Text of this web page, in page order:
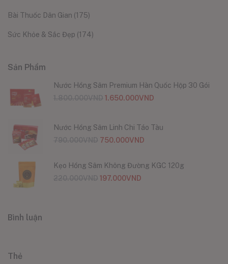
Bài Thuốc Dân Gian (175)
Sức Khỏe & Sắc Đẹp (174)
Sản Phẩm
Nước Hồng Sâm Premium Hàn Quốc Hộp 30 Gói
1.650.000VND
Nước Hồng Sâm Linh Chi Táo Tàu
750.000VND
Kẹo Hồng Sâm Không Đường KGC 120g
197.000VND
Bình luận
Thẻ